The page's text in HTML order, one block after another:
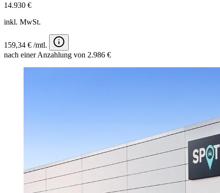
14.930 €
inkl. MwSt.
159,34 € /mtl.
nach einer Anzahlung von 2.986 €